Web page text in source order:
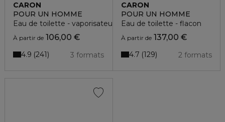
CARON
POUR UN HOMME
Eau de toilette - vaporisateur
À partir de 106,00 €
3 formats
4.9 241
CARON
POUR UN HOMME
Eau de toilette - flacon
À partir de137,00 €
2 formats
4.7 129